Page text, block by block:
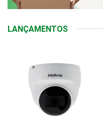
LANÇAMENTOS